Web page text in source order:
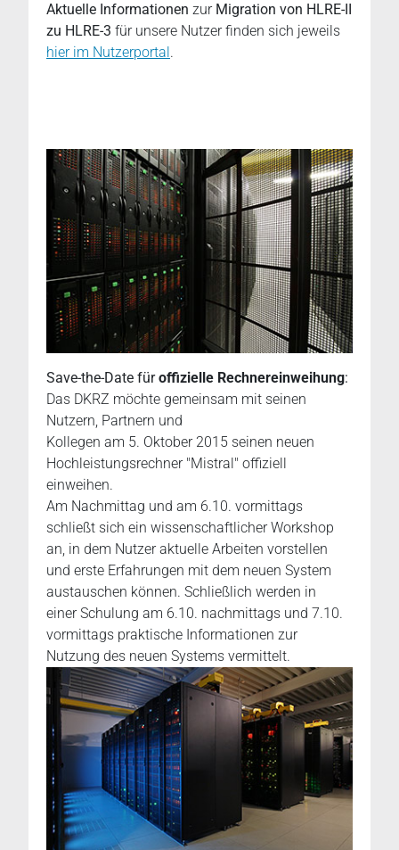
Aktuelle Informationen zur Migration von HLRE-II
zu HLRE-3 für unsere Nutzer finden sich jeweils
hier im Nutzerportal .
Save-the-Date füroffizielle Rechnereinweihung:
Das DKRZ möchte gemeinsam mit seinen
Nutzern, Partnern und
Kollegen am 5. Oktober 2015 seinen neuen
Hochleistungsrechner "Mistral" offiziell
einweihen.
Am Nachmittag und am 6.10. vormittags
schließt sich ein wissenschaftlicher Workshop
an, in dem Nutzer aktuelle Arbeiten vorstellen
und erste Erfahrungen mit dem neuen System
austauschen können. Schließlich werden in
einer Schulung am 6.10. nachmittags und 7.10.
vormittags praktische Informationen zur
Nutzung des neuen Systems vermittelt.